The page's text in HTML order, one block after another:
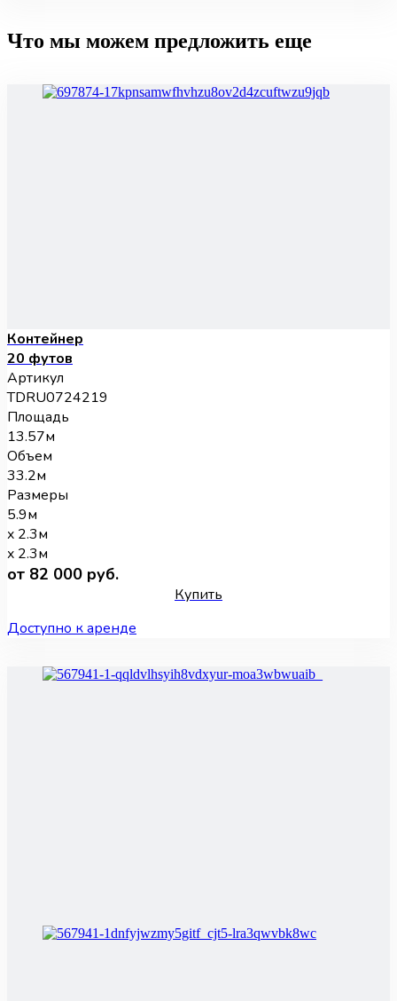
Что мы можем предложить еще
Контейнер
20 футов
Артикул
TDRU0724219
Площадь
13.57м
Объем
33.2м
Размеры
5.9м
x 2.3м
x 2.3м
от 82 000 руб.
Купить
Доступно к аренде